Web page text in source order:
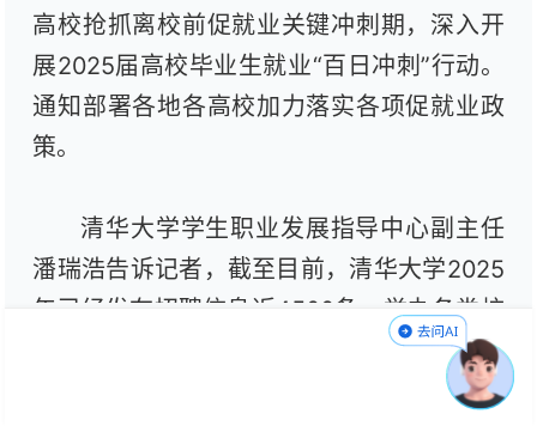
高校抢抓离校前促就业关键冲刺期，深入开
展2025届高校毕业生就业“百日冲刺”行动。
通知部署各地各高校加力落实各项促就业政
策。
清华大学学生职业发展指导中心副主任
潘瑞浩告诉记者，截至目前，清华大学2025
年已经发布招聘信息近4500条，举办各类校
级招聘活动超过600场，涉及用人单位超过
4500家。北京大学学生就业指导服务中心副